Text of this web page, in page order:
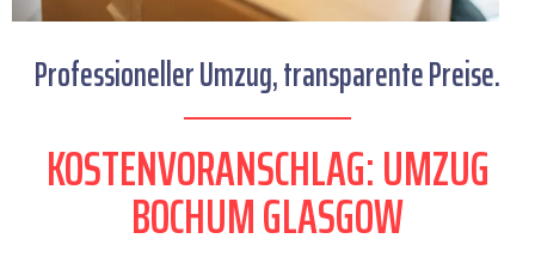
Professioneller Umzug, transparente Preise.
KOSTENVORANSCHLAG: UMZUG
BOCHUM GLASGOW